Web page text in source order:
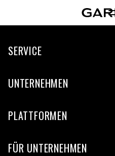
SERVICE
UNTERNEHMEN
PLATTFORMEN
FÜR UNTERNEHMEN